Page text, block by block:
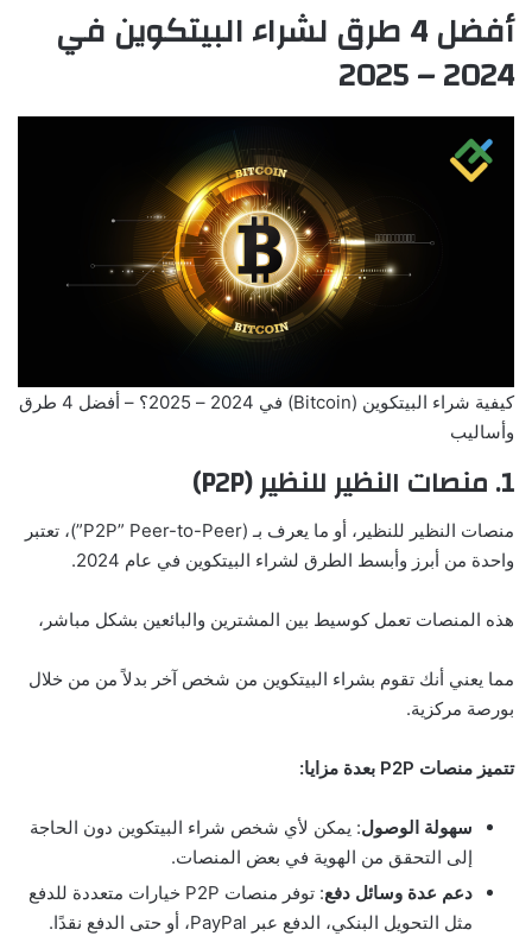
أفضل 4 طرق لشراء البيتكوين في
2024 – 2025
كيفية شراء البيتكوين (Bitcoin) في 2024 – 2025؟ – أفضل 4 طرق
وأساليب
1. منصات النظير للنظير (P2P)
منصات النظير للنظير، أو ما يعرف بـ (P2P” Peer-to-Peer”)، تعتبر
واحدة من أبرز وأبسط الطرق لشراء البيتكوين في عام 2024.
هذه المنصات تعمل كوسيط بين المشترين والبائعين بشكل مباشر،
مما يعني أنك تقوم بشراء البيتكوين من شخص آخر بدلاً من من خلال
بورصة مركزية.
تتميز منصات P2P بعدة مزايا:
سهولة الوصول: يمكن لأي شخص شراء البيتكوين دون الحاجة
إلى التحقق من الهوية في بعض المنصات.
دعم عدة وسائل دفع
: توفر منصات P2P خيارات متعددة للدفع
مثل التحويل البنكي، الدفع عبر PayPal، أو حتى الدفع نقدًا.